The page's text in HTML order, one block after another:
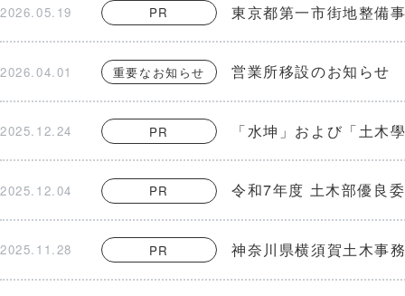
2026.05.19 PR 東京都第一市街地整備
2026.04.01 重要なお知らせ 営業所移設のお知らせ
2025.12.24 PR 「水坤」および「土木
2025.12.04 PR 令和7年度 土木部優良
2025.11.28 PR 神奈川県横須賀土木事